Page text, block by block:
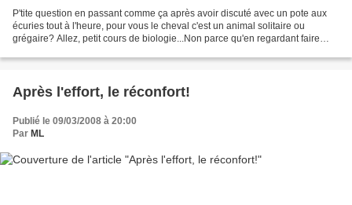
P'tite question en passant comme ça après avoir discuté avec un pote aux
écuries tout à l'heure, pour vous le cheval c'est un animal solitaire ou
grégaire? Allez, petit cours de biologie...Non parce qu'en regardant faire
Après l'effort, le réconfort!
Publié le 09/03/2008 à 20:00
Par ML